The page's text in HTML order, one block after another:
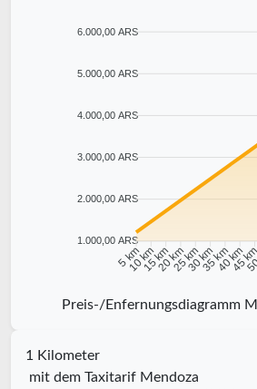
6.000,00 ARS
5.000,00 ARS
4.000,00 ARS
3.000,00 ARS
2.000,00 ARS
1.000,00 ARS
5 km
10 km15 km20 km25 km30 km35 km40 km
45
Preis-/Enfernungsdiagramm
1 Kilometer
mit dem Taxitarif Mendoza